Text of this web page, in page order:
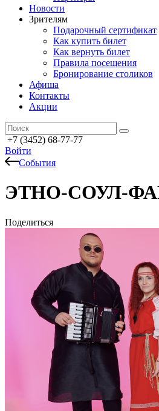
Новости
Зрителям
Подарочный сертификат
Как купить билет
Как вернуть билет
Правила посещения
Бронирование столиков
Афиша
Контакты
Акции
+7 (3452) 68-77-77
Войти
События
ЭТНО-СОУЛ-
Поделиться